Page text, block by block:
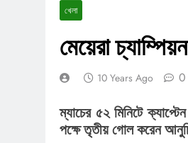
খেলা
মেয়েরা চ্যাম্পিয়ন
10 Years Ago 0
ম্যাচের ৫২ মিনিটে
পক্ষে তৃতীয় গোল করেন